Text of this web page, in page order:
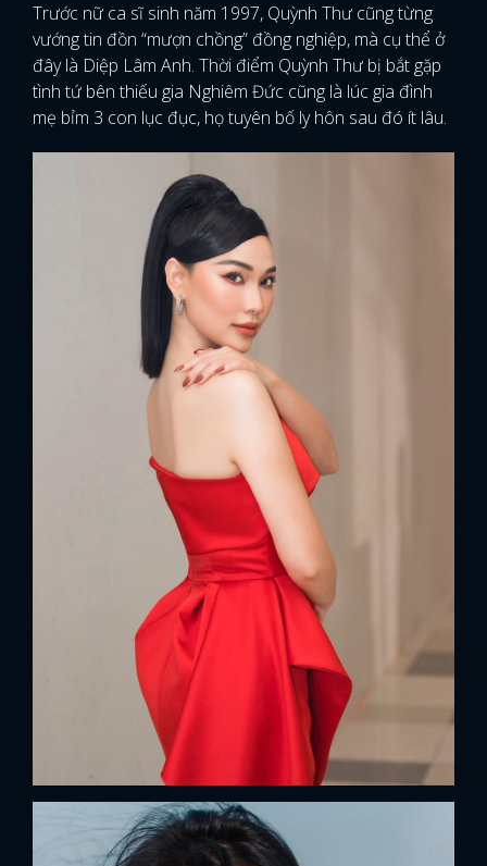
Trước nữ ca sĩ sinh năm 1997, Quỳnh Thư cũng từng
vướng tin đồn “mượn chồng” đồng nghiệp, mà cụ thể ở
đây là Diệp Lâm Anh. Thời điểm Quỳnh Thư bị bắt gặp
tình tứ bên thiếu gia Nghiêm Đức cũng là lúc gia đình
mẹ bỉm 3 con lục đục, họ tuyên bố ly hôn sau đó ít lâu.